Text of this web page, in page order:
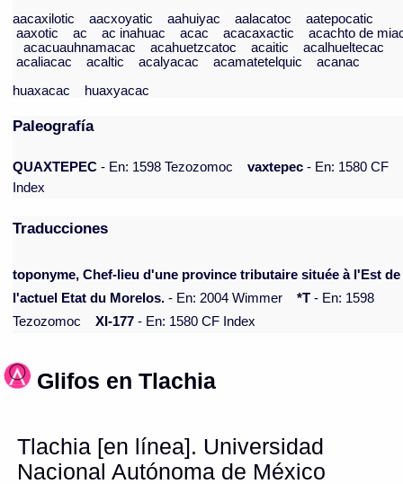
aacaxilotic
aacxoyatic aahuiyac aalacatoc
aatepocatic
aaxotic
ac ac inahuac acac acacaxactic
acachto de
acacuauhnamacac
acahuetzcatoc acaitic
acalhueltecac
acaliacac
acaltic acalyacac acamatetelquic
acanac
huaxacac
huaxyacac
Paleografía
QUAXTEPEC - En: 1598 Tezozomoc vaxtepec - En: 1580 CF
Index
Traducciones
toponyme, Chef-lieu d'une province tributaire située à l'Est de
l'actuel Etat du Morelos. - En: 2004 Wimmer *T - En: 1598
Tezozomoc
XI-177 - En: 1580 CF Index
Glifos en Tlachia
Tlachia [en línea]. Universidad
Nacional Autónoma de México